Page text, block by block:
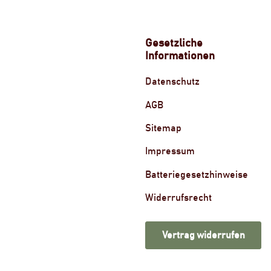
Gesetzliche
Informationen
Datenschutz
AGB
Sitemap
Impressum
Batteriegesetzhinweise
Widerrufsrecht
Vertrag widerrufen